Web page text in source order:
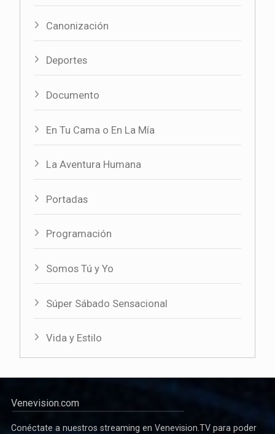
Canonización
Deportes
Documento
En Tu Cama o En La Mía
La Aventura Humana
Portadas
Programación
Somos Tú y Yo
Súper Sábado Sensacional
Vida y Estilo
Venevision.com
Conéctate a nuestros streaming en Venevision.TV para poder